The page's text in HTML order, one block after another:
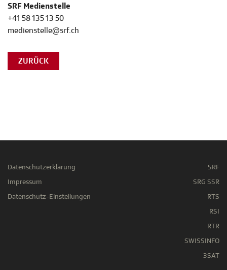
SRF Medienstelle
+41 58 135 13 50
medienstelle@srf.ch
ZURÜCK
Datenschutzerklärung
Impressum
Datenschutz-Einstellungen
SRF
SRG SSR
RTS
RSI
RTR
SWISSINFO
3SAT